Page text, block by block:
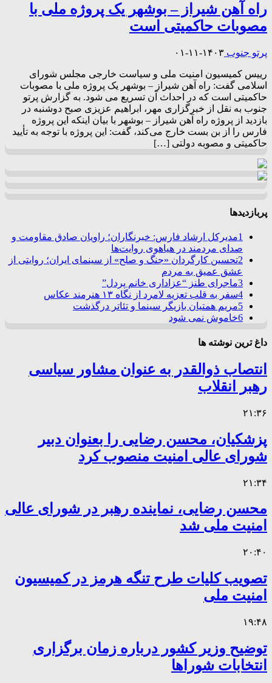
راه آهن شیراز – بوشهر یک پروژه ملی با
مصوبات حاکمیتی است
پرتو جنوب ۱۴۰۳-۱۱-۰۱
رییس کمیسیون امنیت ملی و سیاست خارجی مجلس شورای
اسلامی گفت: راه آهن شیراز – بوشهر یک پروژه ملی با مصوبات
حاکمیتی است که در احداث آن تسریع می شود. به گزارش پرتو
جنوب به نقل از خبرگزاری مهر، ابراهیم عزیزی صبح دوشنبه در
بازدید از پروژه راه آهن شیراز – بوشهر با بیان اینکه این پروژه
فارس را از بن بست خارج می‌کند، گفت: این پروژه با توجه به تأیید
حاکمیتی و مصوبه دولتی […]
پربازدیدها
1مدیرکل ارشاد فارس: خبرنگاران؛ راویان صادق مقاومت و
صدای مردمند در هیاهوی روایت‌ها
2تحسین کارگردان «جنگ و صلح» از سینمای ایران؛ روایتی از
عشق عمیق به مردم
3ماجرای طنز “عزاداری خانم پردل”
4سفر به قلب تعزیه لامرد از نگاه ۱۳ هنرمند عکاس
5مریم همتیان بازیگر سینما و تئاتر درگذشت
6خاموش نمی شود
داغ ترین نوشته ها
انتصاب ذوالقدر به عنوان مشاور سیاسی
رهبر انقلاب
۲۱:۳۶
پزشکیان، محسن رضایی را بعنوان دبیر
شورای عالی امنیت منصوب کرد
۲۱:۳۴
محسن رضایی، نماینده رهبر در شورای عالی
امنیت ملی شد
۲۰:۴۰
تصویب کلیات طرح تنگه هرمز در کمیسیون
امنیت ملی
۱۹:۴۸
توضیح وزیر کشور درباره زمان برگزاری
انتخابات شوراها